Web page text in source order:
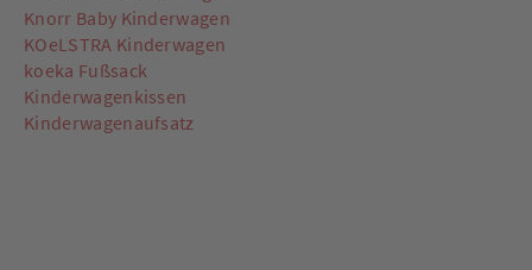
Knorr Baby Kinderwagen
KOeLSTRA Kinderwagen
koeka Fußsack
Kinderwagenkissen
Kinderwagenaufsatz